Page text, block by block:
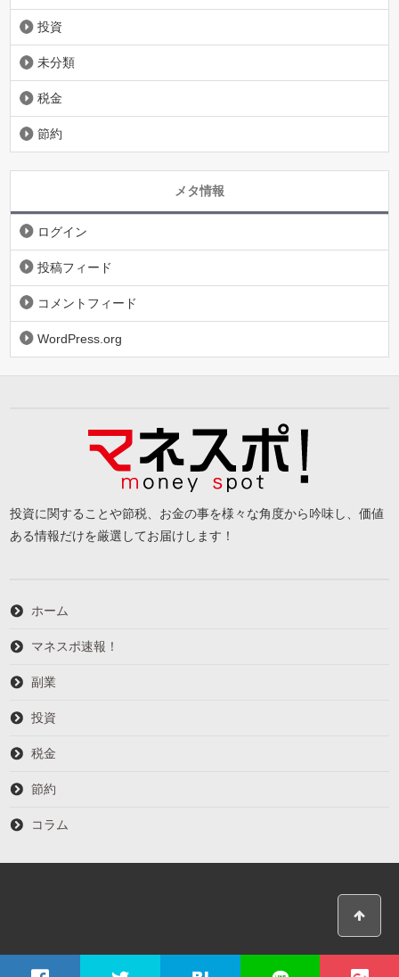
投資
未分類
税金
節約
メタ情報
ログイン
投稿フィード
コメントフィード
WordPress.org
投資に関することや節税、お金の事を様々な角度から吟味し、価値
ある情報だけを厳選してお届けします！
ホーム
マネスポ速報！
副業
投資
税金
節約
コラム